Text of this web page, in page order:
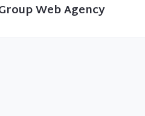
Web Agency